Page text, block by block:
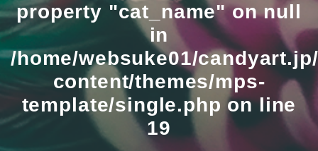
property "cat_name" on null
in
/home/websuke01/
content/themes/mps-
template/single.php on line
19